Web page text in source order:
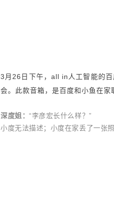
3月26日下午，all in人工智能的
会。此款音箱，是百度和小鱼在
深度姐：“李彦宏长什么样？”
小度无法描述；小度在家丢了一张